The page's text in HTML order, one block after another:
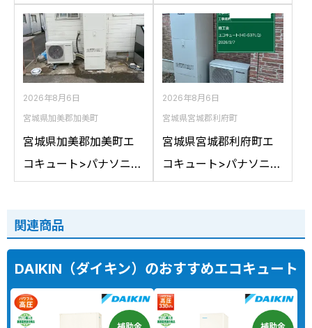
ック交換工事施工事
例：コロナCTU-
37D1A10からパナソニ
ックHE-S37LQSへの交
換
換工事施工事例：パナ
ソニックHE-
46D1QRAPSからパナ
ソニックHE-D46FQS
への交換
2026年8月6日
宮城県加美郡加美町
宮城県加美郡加美町エ
コキュート>パナソニッ
ク交換工事施工事例：
からパナソニックHE-
LS46LQSへの交換
2026年8月6日
宮城県宮城郡利府町
宮城県宮城郡利府町エ
コキュート>パナソニッ
ク交換工事施工事例：
クHE-S37LQSへの交換
関連商品
DAIKIN（ダイキン）のおすすめエコキュート